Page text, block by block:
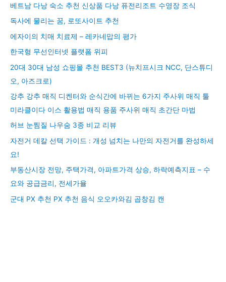
베트남 다낭 숙소 추천 신상품 다낭 퓨전리조트 수영장 조식
독사에 물리는 꿈, 로또사이트 추천
에자이의 치매 치료제 – 레카네맙의 평가
한국형 무선인터넷 플랫폼 위피
20대 30대 남성 쇼핑몰 추천 BEST3 (뉴치프시크 NCC, 단스튜디
오, 아즈크로)
강추 강추 매직 디켄터와 순식간에 바뀌는 6가지 주사위 매직 툴
미라클이다 이스 활용법 매직 용품 주사위 매직 초간단 마법
허브 눈찜질 나우숨 3종 비교 리뷰
자전거 데칼 선택 가이드 : 개성 넘치는 나만의 자전거를 완성하세
요!
부동산시장 전망, 주택가격, 아파트가격 상승, 하락예측지표 – 수
요와 공급금리, 전세가율
군대 PX 추천 PX 추천 음식 오오카와김 곱창김 캔